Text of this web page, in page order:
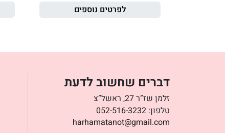
לפרטים נוספים
דברים שחשוב לדעת
זלמן שז”ר 27, ראשל”צ
טלפון: 052-516-3232
harhamatanot@gmail.com